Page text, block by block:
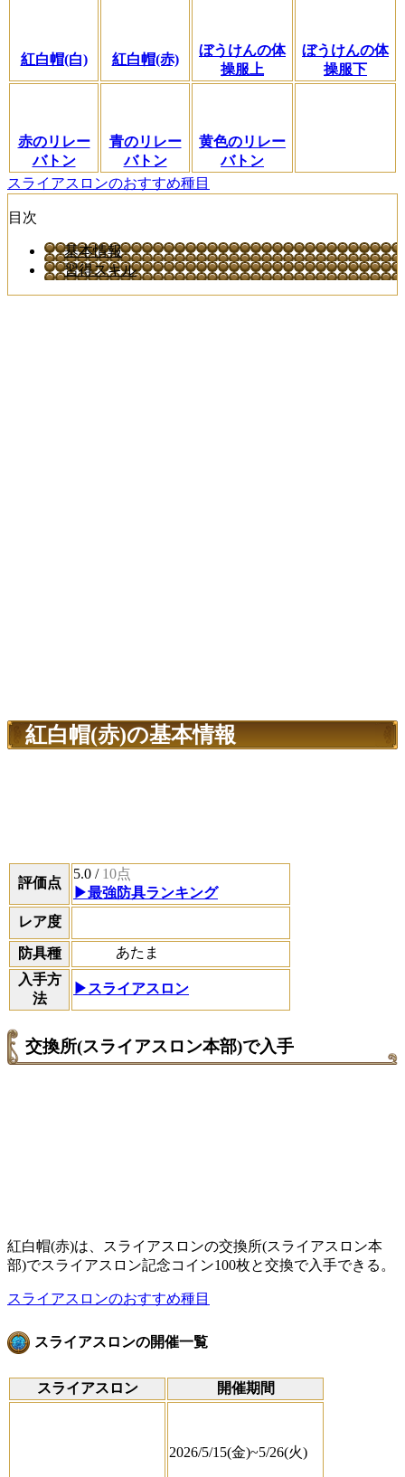
紅白帽(白) 紅白帽(赤)
ぼうけんの体
操服上
ぼうけんの体
操服下
赤のリレー
バトン
青のリレー
バトン
黄色のリレー
バトン
スライアスロンのおすすめ種目
目次
基本情報
習得スキル
紅白帽(赤)の基本情報
評価点
5.0 / 10点
▶最強防具ランキング
レア度
防具種
あたま
入手方
法
▶スライアスロン
交換所(スライアスロン本部)で入手
紅白帽(赤)は、スライアスロンの交換所(スライアスロン本
部)でスライアスロン記念コイン100枚と交換で入手できる。
スライアスロンのおすすめ種目
スライアスロンの開催一覧
スライアスロン 開催期間
2026/5/15(金)~5/26(火)